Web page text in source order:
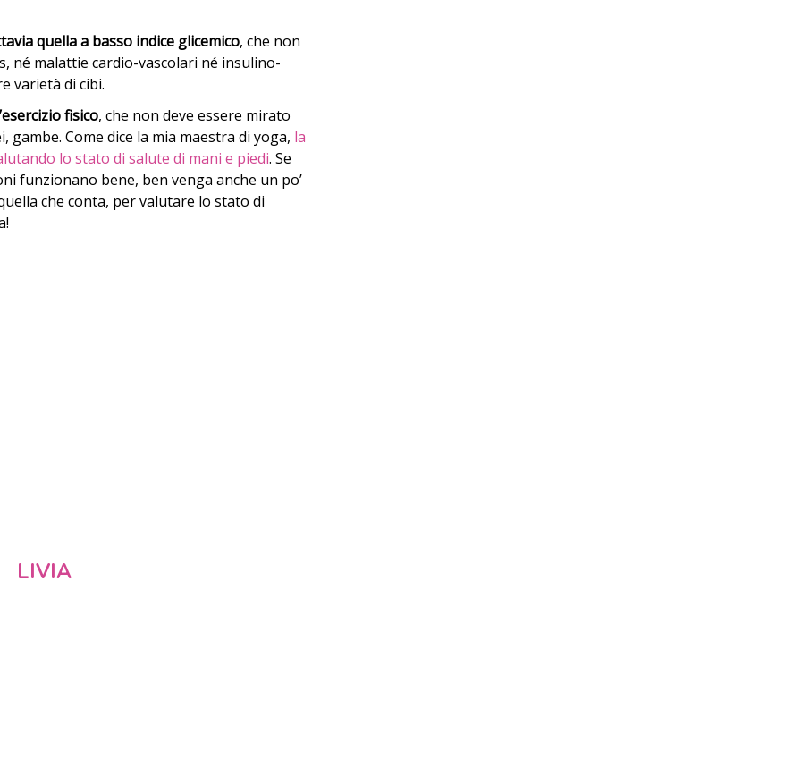
quella a basso indice glicemico, che non
né malattie cardio-vascolari né insulino-
varietà di cibi.
fisico, che non deve essere mirato
gambe. Come dice la mia maestra di yoga, la
lo stato di salute di mani e piedi. Se
funzionano bene, ben venga anche un po’
che conta, per valutare lo stato di
LIVIA